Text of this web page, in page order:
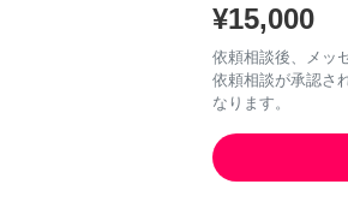
¥15,000
依頼相談後、メッ
依頼相談が承認さ
なります。